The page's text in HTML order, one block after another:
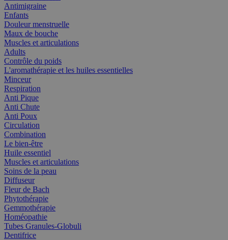
Antimigraine
Enfants
Douleur menstruelle
Maux de bouche
Muscles et articulations
Adults
Contrôle du poids
L'aromathérapie et les huiles essentielles
Minceur
Respiration
Anti Pique
Anti Chute
Anti Poux
Circulation
Combination
Le bien-être
Huile essentiel
Muscles et articulations
Soins de la peau
Diffuseur
Fleur de Bach
Phytothérapie
Gemmothérapie
Homéopathie
Tubes Granules-Globuli
Dentifrice